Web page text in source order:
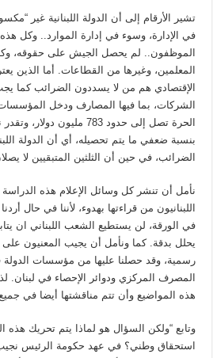
تشير الأرقام إلى أن الدولة اللبنانية غير
في الإدارة، وسوء في إدارة الموارد.. وكل
الموظفون.. لم يحصل الجيش على حقوقه،
المعلمين، وغيرها من القطاعات. أما الذين
الإقتصادي هم من لا يسددون الضرائب كما
الشركات، بما فيها المصارف ودخل
الحرة تصل إلى حدود 783
بنسبة ضعفي ما يتم تحصيله، أي أن الدولة
الضرائب، في حين أن الثلثين المتبقيين لا
نأمل أن تنشر كل وسائل الإعلام هذه الدراسة
اللبنانيون من قراءتها بهدوء، لأننا في حال
في الورقة، لن يستطيع الشعب اللبناني ان
يحلل بدقة. كما ونأمل أن يجيب المعنيون على
رسمية، وقد حصلنا عليها من مؤسسات الدولة
المصرف المركزي ودوائر الإحصاء في لبنان.
هذه المواضيع وأن تتم مناقشتها أيضا في
وتابع “ولكن السؤال هو لماذا يتم تحريك هذه
استحقاق وطني؟ في عهد حكومة الرئيس